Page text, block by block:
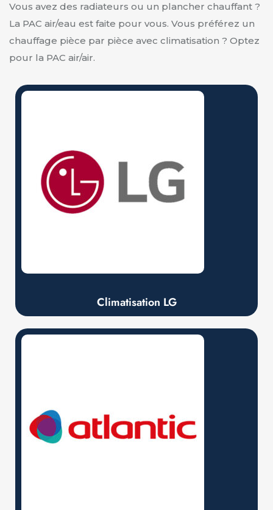
Vous avez des radiateurs ou un plancher chauffant ?
La PAC air/eau est faite pour vous. Vous préférez un
chauffage pièce par pièce avec climatisation ? Optez
pour la PAC air/air.
Climatisation LG